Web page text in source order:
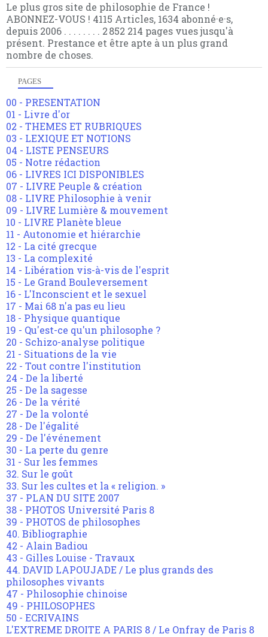
Le plus gros site de philosophie de France !
ABONNEZ-VOUS ! 4115 Articles, 1634 abonné·e·s,
depuis 2006 . . . . . . . . 2 852 214 pages vues jusqu'à
présent. Prestance et être apte à un plus grand
nombre de choses.
PAGES
00 - PRESENTATION
01 - Livre d'or
02 - THEMES ET RUBRIQUES
03 - LEXIQUE ET NOTIONS
04 - LISTE PENSEURS
05 - Notre rédaction
06 - LIVRES ICI DISPONIBLES
07 - LIVRE Peuple & création
08 - LIVRE Philosophie à venir
09 - LIVRE Lumière & mouvement
10 - LIVRE Planète bleue
11 - Autonomie et hiérarchie
12 - La cité grecque
13 - La complexité
14 - Libération vis-à-vis de l'esprit
15 - Le Grand Bouleversement
16 - L'Inconscient et le sexuel
17 - Mai 68 n'a pas eu lieu
18 - Physique quantique
19 - Qu'est-ce qu'un philosophe ?
20 - Schizo-analyse politique
21 - Situations de la vie
22 - Tout contre l'institution
24 - De la liberté
25 - De la sagesse
26 - De la vérité
27 - De la volonté
28 - De l'égalité
29 - De l'événement
30 - La perte du genre
31 - Sur les femmes
32. Sur le goût
33. Sur les cultes et la « religion. »
37 - PLAN DU SITE 2007
38 - PHOTOS Université Paris 8
39 - PHOTOS de philosophes
40. Bibliographie
42 - Alain Badiou
43 - Gilles Louise - Travaux
44. DAVID LAPOUJADE / Le plus grands des
philosophes vivants
47 - Philosophie chinoise
49 - PHILOSOPHES
50 - ECRIVAINS
L'EXTREME DROITE A PARIS 8 / Le Onfray de Paris 8